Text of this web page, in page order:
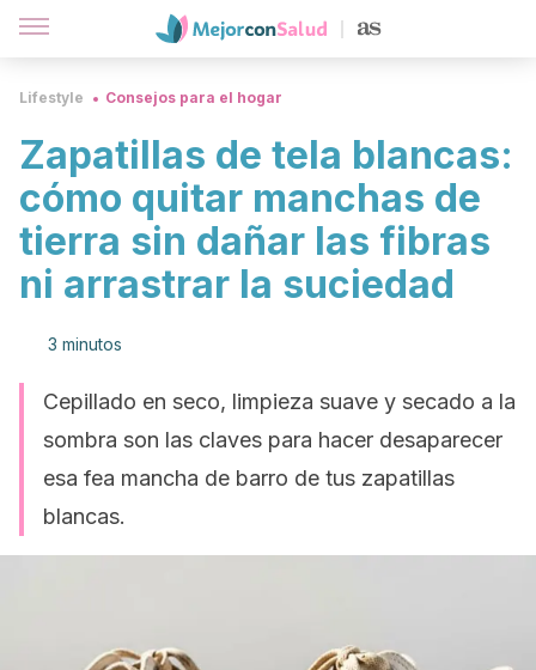
Lifestyle Consejos para el hogar
Zapatillas de tela blancas:
cómo quitar manchas de
tierra sin dañar las fibras
ni arrastrar la suciedad
3 minutos
Cepillado en seco, limpieza suave y secado a la
sombra son las claves para hacer desaparecer
esa fea mancha de barro de tus zapatillas
blancas.